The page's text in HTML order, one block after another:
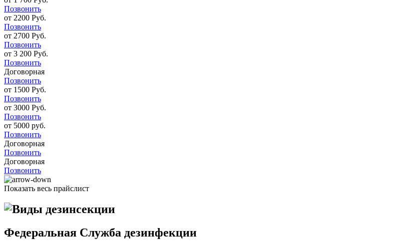
Позвонить
от 2200 Руб.
Позвонить
от 2700 Руб.
Позвонить
от 3 200 Руб.
Позвонить
Договорная
Позвонить
от 1500 Руб.
Позвонить
от 3000 Руб.
Позвонить
от 5000 руб.
Позвонить
Договорная
Позвонить
Договорная
Позвонить
Показать весь прайслист
Федеральная Служба дезинфекции